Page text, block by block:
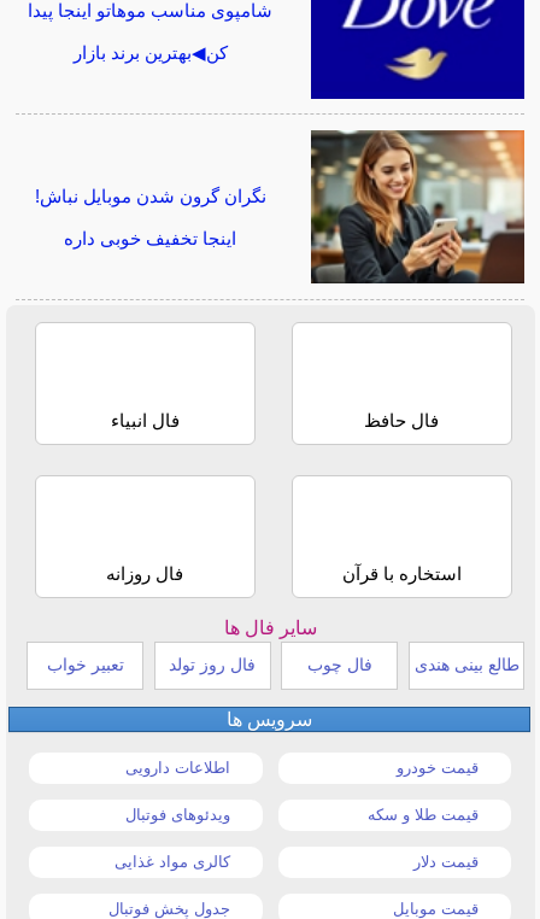
شامپوی مناسب موهاتو اینجا پیدا
کن◀بهترین برند بازار
نگران گرون شدن موبایل نباش!
اینجا تخفیف خوبی داره
فال حافظ فال انبیاء
استخاره با قرآن فال روزانه
سایر فال ها
طالع بینی هندی فال چوب فال روز تولد تعبیر خواب
سرویس ها
قیمت خودرو اطلاعات دارویی
قیمت طلا و سکه ویدئوهای فوتبال
قیمت دلار کالری مواد غذایی
قیمت موبایل جدول پخش فوتبال